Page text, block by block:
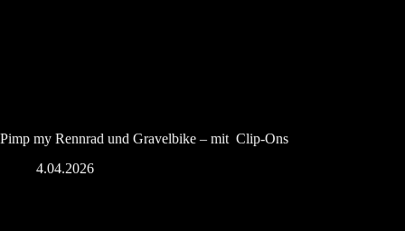
Pimp my Rennrad und Gravelbike – mit Clip-Ons
4.04.2026